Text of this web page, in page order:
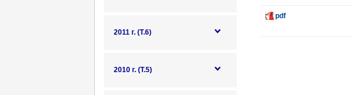
2011 г. (Т.6)
2010 г. (Т.5)
pdf